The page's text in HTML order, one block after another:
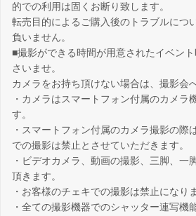
的での利用は固くお断り致します。
転売目的によるご購入後のトラブルにつ
負いません。
■撮影ができる時間が用意されたイベン
さいませ。
カメラをお持ち頂けない場合は、撮影会
・カメラはスマートフォン付属のカメラ
す。
・スマートフォン付属のカメラ撮影の際
での撮影は禁止とさせていただきます。
・ビデオカメラ、動画の撮影、三脚、一
頂きます。
・お客様のチェキでの撮影は禁止になり
・全ての撮影機器でのシャッター連写機